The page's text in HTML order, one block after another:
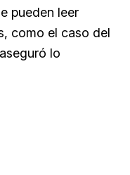
pueden leer
como el caso del
lo